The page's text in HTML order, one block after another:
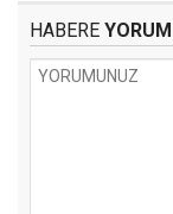
HABERE